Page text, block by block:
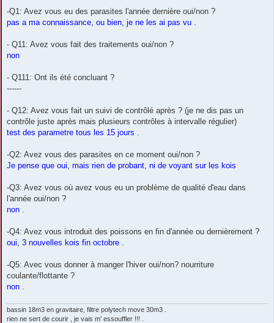
s
s
a
-Q1: Avez vous eu des parasites l'année dernière oui/non ?
pas a ma connaissance, ou bien, je ne les ai pas vu .
- Q11: Avez vous fait des traitements oui/non ?
non
- Q111: Ont ils été concluant ?
------
- Q12: Avez vous fait un suivi de contrôlé après ? (je ne dis pas un
contrôle juste après mais plusieurs contrôles à intervalle régulier)
test des parametre tous les 15 jours .
-Q2: Avez vous des parasites en ce moment oui/non ?
Je pense que oui, mais rien de probant, ni de voyant sur les kois
-Q3: Avez vous où avez vous eu un problème de qualité d'eau dans
l'année oui/non ?
non .
-Q4: Avez vous introduit des poissons en fin d'année ou dernièrement ?
oui, 3 nouvelles kois fin octobre .
-Q5: Avec vous donner à manger l'hiver oui/non? nourriture
coulante/flottante ?
non .
bassin 18m3 en gravitaire, filtre polytech move 30m3 .
rien ne sert de courir , je vais m' essouffler !!! .